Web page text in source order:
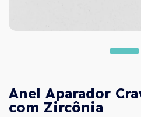
Anel Aparador
com Zircônia